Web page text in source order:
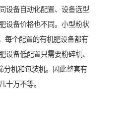
设备自动化配置、设备选型
设备价格也不同。小型粉状
每个配置的有机肥设备都有
设备低配置只需要粉碎机、
分机和包装机。因此整套有
十万不等。